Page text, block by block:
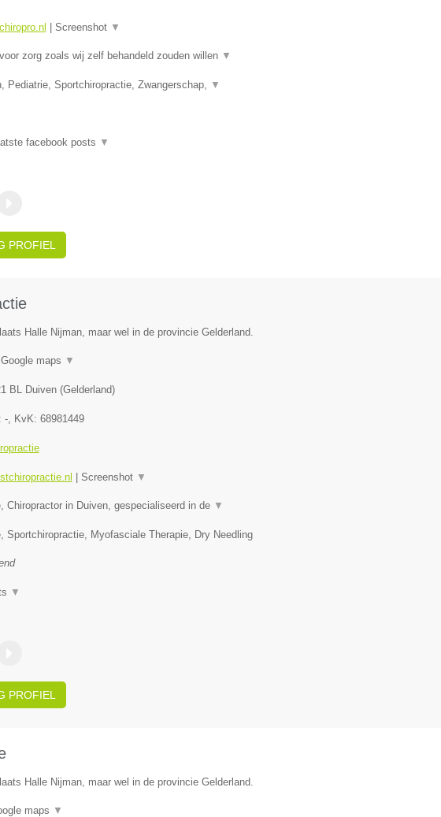
Screenshot ▼
zorg zoals wij zelf behandeld zouden willen ▼
Pediatrie, Sportchiropractie, Zwangerschap, ▼
facebook posts ▼
PROFIEL
Halle Nijman, maar wel in de provincie Gelderland.
Google maps ▼
BL Duiven(Gelderland)
-, KvK: 68981449
Screenshot ▼
Chiropractor in Duiven, gespecialiseerd in de ▼
Sportchiropractie, Myofasciale Therapie, Dry Needling
▼
PROFIEL
Halle Nijman, maar wel in de provincie Gelderland.
maps ▼